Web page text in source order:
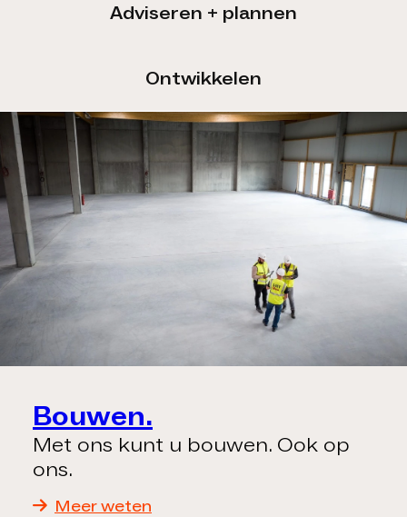
Adviseren + plannen
Ontwikkelen
Bouwen.
Met ons kunt u bouwen. Ook op
ons.
Meer weten